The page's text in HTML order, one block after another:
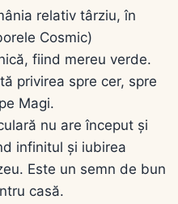
relativ târziu, în
Cosmic)
fiind mereu verde.
privirea spre cer, spre
Magi.
nu are început și
infinitul și iubirea
Este un semn de bun
casă.